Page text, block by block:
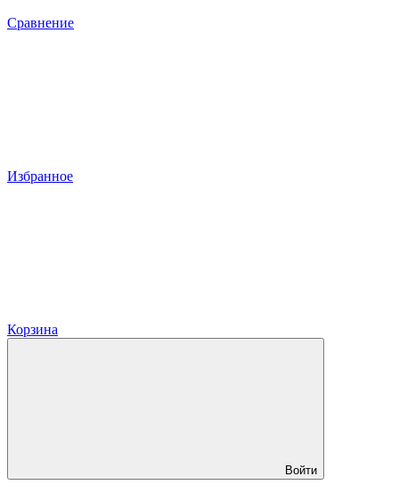
Сравнение
Избранное
Корзина
Войти